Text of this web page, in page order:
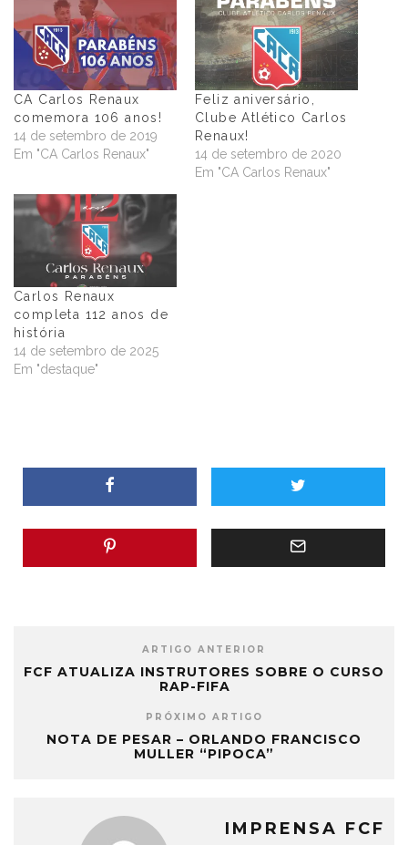
CA Carlos Renaux
comemora 106 anos!
14 de setembro de 2019
Em "CA Carlos Renaux"
Feliz aniversário,
Clube Atlético Carlos
Renaux!
14 de setembro de 2020
Em "CA Carlos Renaux"
Carlos Renaux
completa 112 anos de
história
14 de setembro de 2025
Em "destaque"
ARTIGO ANTERIOR
FCF ATUALIZA INSTRUTORES SOBRE O CURSO
RAP-FIFA
PRÓXIMO ARTIGO
NOTA DE PESAR – ORLANDO FRANCISCO
MULLER “PIPOCA”
IMPRENSA FCF